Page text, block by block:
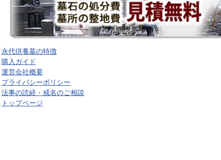
永代供養墓の特徴
購入ガイド
運営会社概要
プライバシーポリシー
法事の読経・戒名のご相談
トップページ